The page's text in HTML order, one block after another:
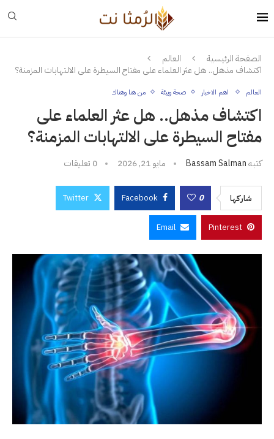
الصفحة الرئيسية
العالم
اكتشاف مذهل.. هل عثر العلماء على مفتاح السيطرة على الالتهابات المزمنة؟
العالم اهم الاخبار صحة وبيئة من هنا وهناك
اكتشاف مذهل.. هل عثر العلماء على
مفتاح السيطرة على الالتهابات المزمنة؟
كتبهBassam Salman مايو 21, 2026 0 تعليقات
شاركها 0
Facebook
Twitter
Pinterest
Email